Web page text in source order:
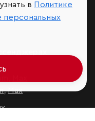
,Max
в Политике
персональных